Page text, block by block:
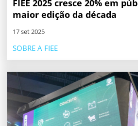
FIEE 2025 cresce 20% em
maior edição da década
17 set 2025
SOBRE A FIEE